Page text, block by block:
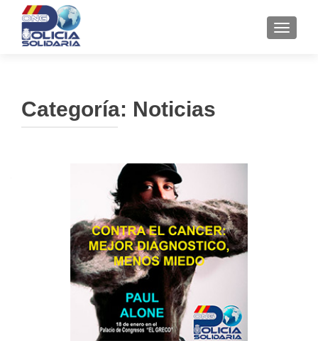
Categoría: Noticias
Navegación
entradas